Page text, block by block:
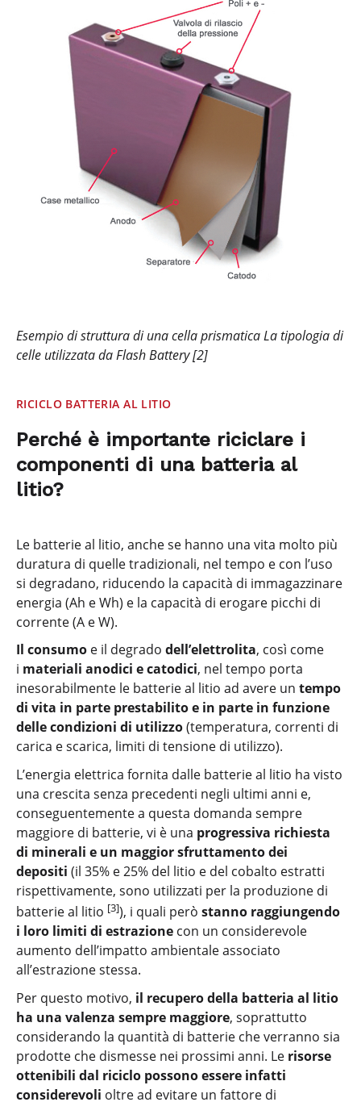
Esempio di struttura di una cella prismatica La tipologia di
celle utilizzata da Flash Battery [2]
RICICLO BATTERIA AL LITIO
Perché è importante riciclare i
componenti di una batteria al
litio?
Le batterie al litio, anche se hanno una vita molto più
duratura di quelle tradizionali, nel tempo e con l’uso
si degradano, riducendo la capacità di immagazzinare
energia (Ah e Wh) e la capacità di erogare picchi di
corrente (A e W).
Il consumo e il degrado dell’elettrolita, così come
i materiali anodici e catodici, nel tempo porta
inesorabilmente le batterie al litio ad avere un tempo
di vita in parte prestabilito e in parte in funzione
delle condizioni di utilizzo(temperatura, correnti di
carica e scarica, limiti di tensione di utilizzo).
L’energia elettrica fornita dalle batterie al litio ha visto
una crescita senza precedenti negli ultimi anni e,
conseguentemente a questa domanda sempre
maggiore di batterie, vi è una progressiva richiesta
di minerali e un maggior sfruttamento dei
depositi (il 35% e 25% del litio e del cobalto estratti
rispettivamente, sono utilizzati per la produzione di
batterie al litio [3]), i quali però stanno raggiungendo
i loro limiti di estrazione con un considerevole
aumento dell’impatto ambientale associato
all’estrazione stessa.
Per questo motivo, il recupero della batteria al litio
ha una valenza sempre maggiore, soprattutto
considerando la quantità di batterie che verranno sia
prodotte che dismesse nei prossimi anni. Le risorse
ottenibili dal riciclo possono essere infatti
considerevoli oltre ad evitare un fattore di